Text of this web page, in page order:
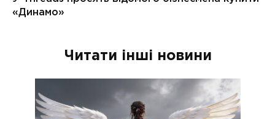
Читати інші новини